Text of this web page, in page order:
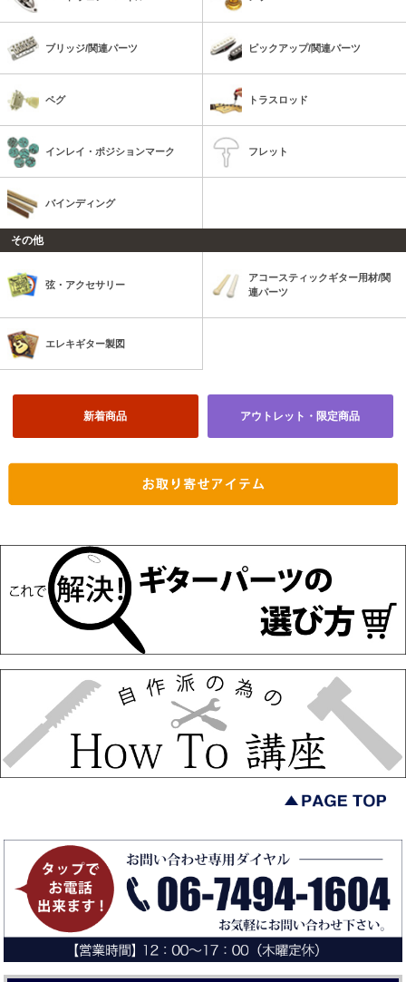
ブリッジ/関連パーツ ピックアップ/関連パーツ
ペグ トラスロッド
インレイ・ポジションマーク フレット
バインディング
その他
弦・アクセサリー
アコースティックギター用材/関
連パーツ
エレキギター製図
新着商品 アウトレット・限定商品